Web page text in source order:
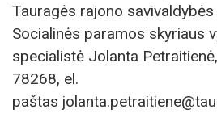
Tauragės rajono
Socialinės paramos skyriaus
specialistė Jolanta
78268, el.
paštas